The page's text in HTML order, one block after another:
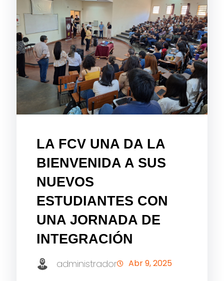
LA FCV UNA DA LA
BIENVENIDA A SUS
NUEVOS
ESTUDIANTES CON
UNA JORNADA DE
INTEGRACIÓN
administrador Abr 9, 2025